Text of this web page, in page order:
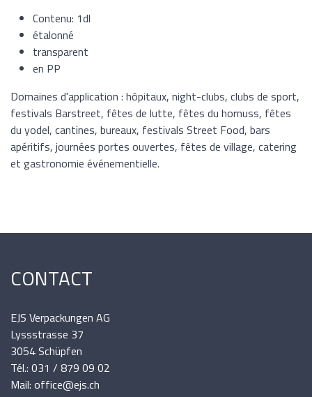
Contenu: 1dl
étalonné
transparent
en PP
Domaines d'application : hôpitaux, night-clubs, clubs de sport,
festivals Barstreet, fêtes de lutte, fêtes du hornuss, fêtes
du yodel, cantines, bureaux, festivals Street Food, bars
apéritifs, journées portes ouvertes, fêtes de village, catering
et gastronomie événementielle.
CONTACT
EJS Verpackungen AG
Lyssstrasse 37
3054 Schüpfen
Tél.: 031 / 879 09 02
Mail: office@ejs.ch